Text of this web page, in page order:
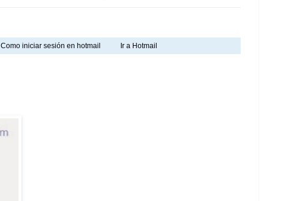
Como iniciar sesión en hotmail Ir a Hotmail